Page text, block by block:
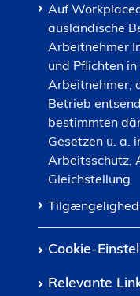
Auf
ausländische
Arbeitnehmer
und Pflichten
Arbeitnehmer,
Betrieb
bestimmten
Gesetzen u. a.
Arbeitsschutz,
Gleichstellung
Cookie-
Relevante